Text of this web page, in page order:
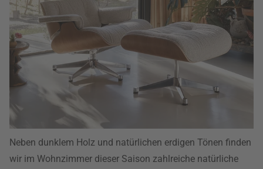
Neben dunklem Holz und natürlichen erdigen Tönen finden
wir im Wohnzimmer dieser Saison zahlreiche natürliche